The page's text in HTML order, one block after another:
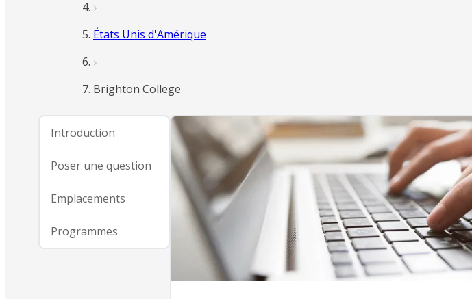
États Unis d'Amérique
Brighton College
Introduction
Poser une question
Emplacements
Programmes